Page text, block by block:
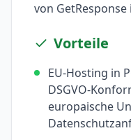
von GetResponse
Vorteile
EU-Hosting in
DSGVO-
europaische